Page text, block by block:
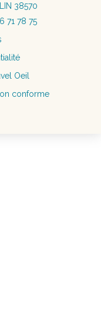
38570
71 78 75
Oeil
conforme